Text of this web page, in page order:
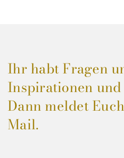
Ihr habt Fragen
Inspirationen
Dann meldet
Mail.